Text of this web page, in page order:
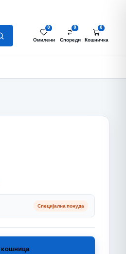
0
Омилени
0
Спореди
0
Кошничка
was: 2.800,00
Специјална понуда
кошница